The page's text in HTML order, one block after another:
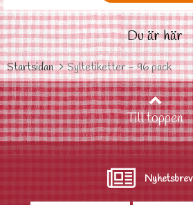
Du är här
Startsidan Syltetiketter - 96 pack
Till toppen
Nyhetsbrev